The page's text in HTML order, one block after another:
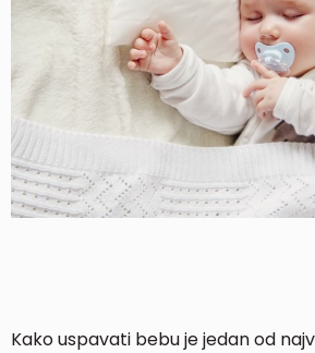
Kako uspavati bebu je jedan od